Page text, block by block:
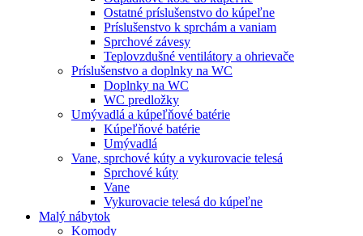
Ostatné príslušenstvo do kúpeľne
Príslušenstvo k sprchám a vaniam
Sprchové závesy
Teplovzdušné ventilátory a ohrievače
Príslušenstvo a doplnky na WC
Doplnky na WC
WC predložky
Umývadlá a kúpeľňové batérie
Kúpeľňové batérie
Umývadlá
Vane, sprchové kúty a vykurovacie telesá
Sprchové kúty
Vane
Vykurovacie telesá do kúpeľne
Malý nábytok
Komody